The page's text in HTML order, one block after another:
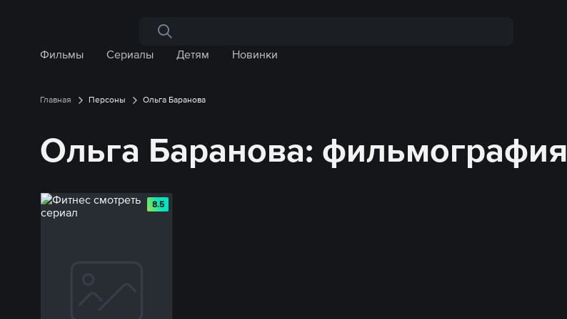
Поиск по сайту
Фильмы
Сериалы Детям Новинки
Главная Персоны Ольга Баранова
Ольга Баранова: фильмография
8.5